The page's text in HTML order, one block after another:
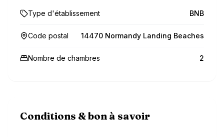
Type d'établissement BNB
Code postal 14470 Normandy Landing Beaches
Nombre de chambres 2
Conditions & bon à savoir